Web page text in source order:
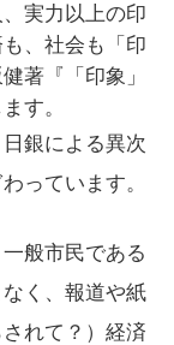
実力以上の印
、社会も「印
著『「印象」
す。
銀による異次
っています。
般市民である
く、報道や紙
れて？）経済